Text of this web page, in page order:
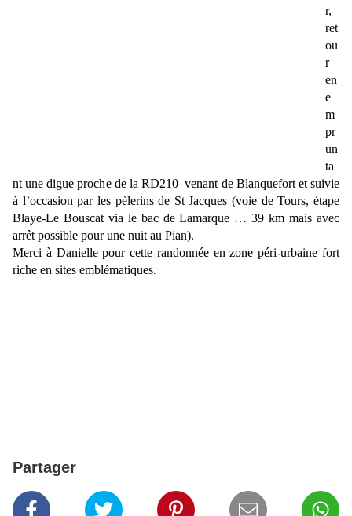
r,
ret
ou
r
en
e
m
pr
un
ta
nt une digue proche de la RD210 venant de Blanquefort et suivie
à l’occasion par les pèlerins de St Jacques (voie de Tours, étape
Blaye-Le Bouscat via le bac de Lamarque … 39 km mais avec
arrêt possible pour une nuit au Pian).
Merci à Danielle pour cette randonnée en zone péri-urbaine fort
riche en sites emblématiques
Partager